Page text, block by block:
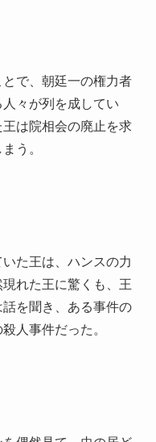
で、朝廷一の権力者
々が列を成してい
は院相会の廃止を求
う。
た王は、ハンスの力
れた王に驚くも、王
を聞き、ある事件の
人事件だった。